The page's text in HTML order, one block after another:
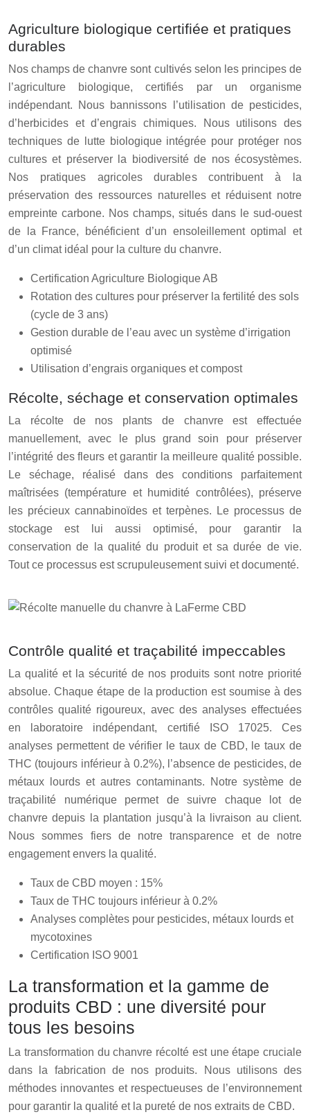
Agriculture biologique certifiée et pratiques
durables
Nos champs de chanvre sont cultivés selon les principes de
l’agriculture biologique, certifiés par un organisme
indépendant. Nous bannissons l’utilisation de pesticides,
d’herbicides et d’engrais chimiques. Nous utilisons des
techniques de lutte biologique intégrée pour protéger nos
cultures et préserver la biodiversité de nos écosystèmes.
Nos pratiques agricoles durables contribuent à la
préservation des ressources naturelles et réduisent notre
empreinte carbone. Nos champs, situés dans le sud-ouest
de la France, bénéficient d’un ensoleillement optimal et
d’un climat idéal pour la culture du chanvre.
Certification Agriculture Biologique AB
Rotation des cultures pour préserver la fertilité des sols
(cycle de 3 ans)
Gestion durable de l’eau avec un système d’irrigation
optimisé
Utilisation d’engrais organiques et compost
Récolte, séchage et conservation optimales
La récolte de nos plants de chanvre est effectuée
manuellement, avec le plus grand soin pour préserver
l’intégrité des fleurs et garantir la meilleure qualité possible.
Le séchage, réalisé dans des conditions parfaitement
maîtrisées (température et humidité contrôlées), préserve
les précieux cannabinoïdes et terpènes. Le processus de
stockage est lui aussi optimisé, pour garantir la
conservation de la qualité du produit et sa durée de vie.
Tout ce processus est scrupuleusement suivi et documenté.
Contrôle qualité et traçabilité impeccables
La qualité et la sécurité de nos produits sont notre priorité
absolue. Chaque étape de la production est soumise à des
contrôles qualité rigoureux, avec des analyses effectuées
en laboratoire indépendant, certifié ISO 17025. Ces
analyses permettent de vérifier le taux de CBD, le taux de
THC (toujours inférieur à 0.2%), l’absence de pesticides, de
métaux lourds et autres contaminants. Notre système de
traçabilité numérique permet de suivre chaque lot de
chanvre depuis la plantation jusqu’à la livraison au client.
Nous sommes fiers de notre transparence et de notre
engagement envers la qualité.
Taux de CBD moyen : 15%
Taux de THC toujours inférieur à 0.2%
Analyses complètes pour pesticides, métaux lourds et
mycotoxines
Certification ISO 9001
La transformation et la gamme de
produits CBD : une diversité pour
tous les besoins
La transformation du chanvre récolté est une étape cruciale
dans la fabrication de nos produits. Nous utilisons des
méthodes innovantes et respectueuses de l’environnement
pour garantir la qualité et la pureté de nos extraits de CBD.